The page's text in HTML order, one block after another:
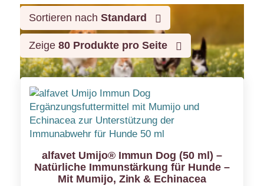
Sortieren nach Standard
Zeige 80 Produkte pro Seite
alfavet Umijo® Immun Dog (50 ml) –
Natürliche Immunstärkung für Hunde –
Mit Mumijo, Zink & Echinacea